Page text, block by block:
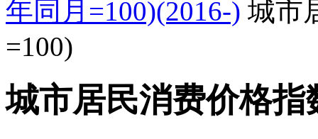
年同月=100)(2016-) 城市
=100)
城市居民消费价格指